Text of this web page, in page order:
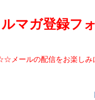
マガ登録フ
メールの配信をお楽し